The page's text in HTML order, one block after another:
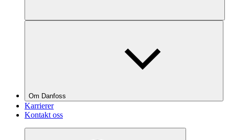
Om Danfoss
Karrierer
Kontakt oss